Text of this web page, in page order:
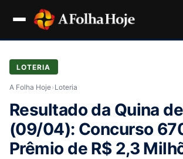
LOTERIA
A Folha Hoje› Loteria
Resultado da Quina
(09/04): Concurso
Prêmio de R$ 2,3